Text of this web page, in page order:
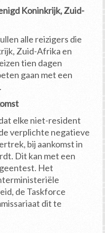
Koninkrijk, Zuid-
alle reizigers die
Zuid-Afrika en
tien dagen
gaan met een
elke niet-resident
verplichte negatieve
bij aankomst in
Dit kan met een
Het
de Taskforce
dit te